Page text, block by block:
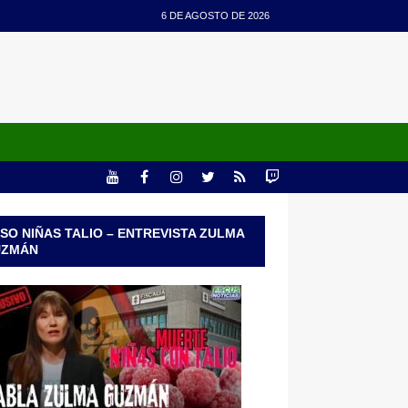
6 DE AGOSTO DE 2026
NIÑAS TALIO – ENTREVISTA ZULMA